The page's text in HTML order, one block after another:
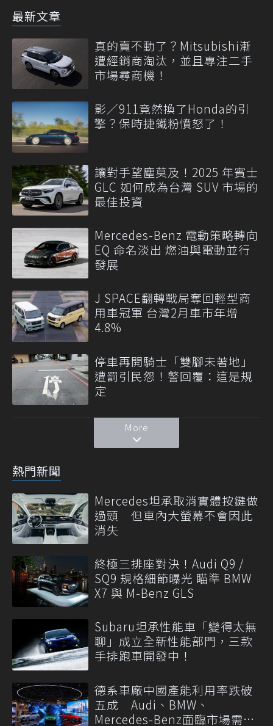
最新文章
真的賣不動了？Mitsubishi漸
遭經銷商淘汰，並且專注二手
市場尋商機！
影／911竟然換了Honda的引
擎？保時捷鐵粉憤怒了！
讓對手望塵莫及！2025 年賓士
GLC 如何成為台灣 SUV 市場的
最佳投資
Mercedes-Benz 電動策略轉向
EQ 命名淡出 燃油與電動並行
發展
J SPACE翻轉戰局奪回輕型商
用車冠軍 台灣2月車市年增
4.8%
停車再開騎士「雙腳未著地」
遭罰引民怨！警回覆：這是規
定
More
熱門新聞
Mercedes坦承取消實體按鍵做
過頭 但車內大螢幕不會因此
消失
終極三排座對決！Audi Q9 /
SQ9 規格細節曝光 瞄準 BMW
X7 與 M-Benz GLS
Subaru坦承性能車「變得太無
聊」成立全新性能部門，三款
手排跑車開發中！
德系車廠中國產能利用率跌破
五成 Audi、BMW、
Mercedes-Benz面臨市場需求